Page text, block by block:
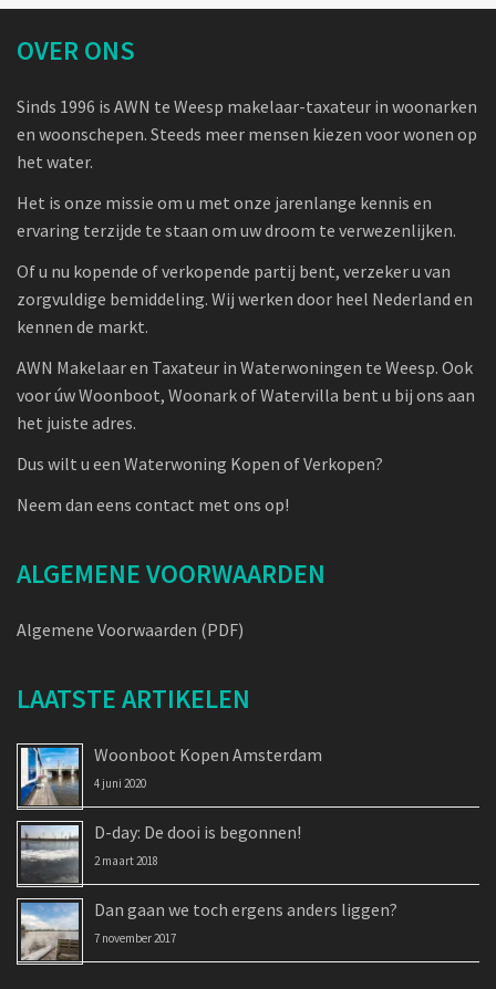
OVER ONS
Sinds 1996 is AWN te Weesp makelaar-taxateur in woonarken
en woonschepen. Steeds meer mensen kiezen voor wonen op
het water.
Het is onze missie om u met onze jarenlange kennis en
ervaring terzijde te staan om uw droom te verwezenlijken.
Of u nu kopende of verkopende partij bent, verzeker u van
zorgvuldige bemiddeling. Wij werken door heel Nederland en
kennen de markt.
AWN Makelaar en Taxateur in Waterwoningen te Weesp. Ook
voor úw Woonboot, Woonark of Watervilla bent u bij ons aan
het juiste adres.
Dus wilt u een Waterwoning Kopen of Verkopen?
Neem dan eens contact met ons op!
ALGEMENE VOORWAARDEN
Algemene Voorwaarden (PDF)
LAATSTE ARTIKELEN
Woonboot Kopen Amsterdam
4 juni 2020
D-day: De dooi is begonnen!
2 maart 2018
Dan gaan we toch ergens anders liggen?
7 november 2017